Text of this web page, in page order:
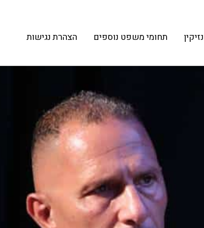
נזיקין תחומי משפט נוספים הצהרת נגישות